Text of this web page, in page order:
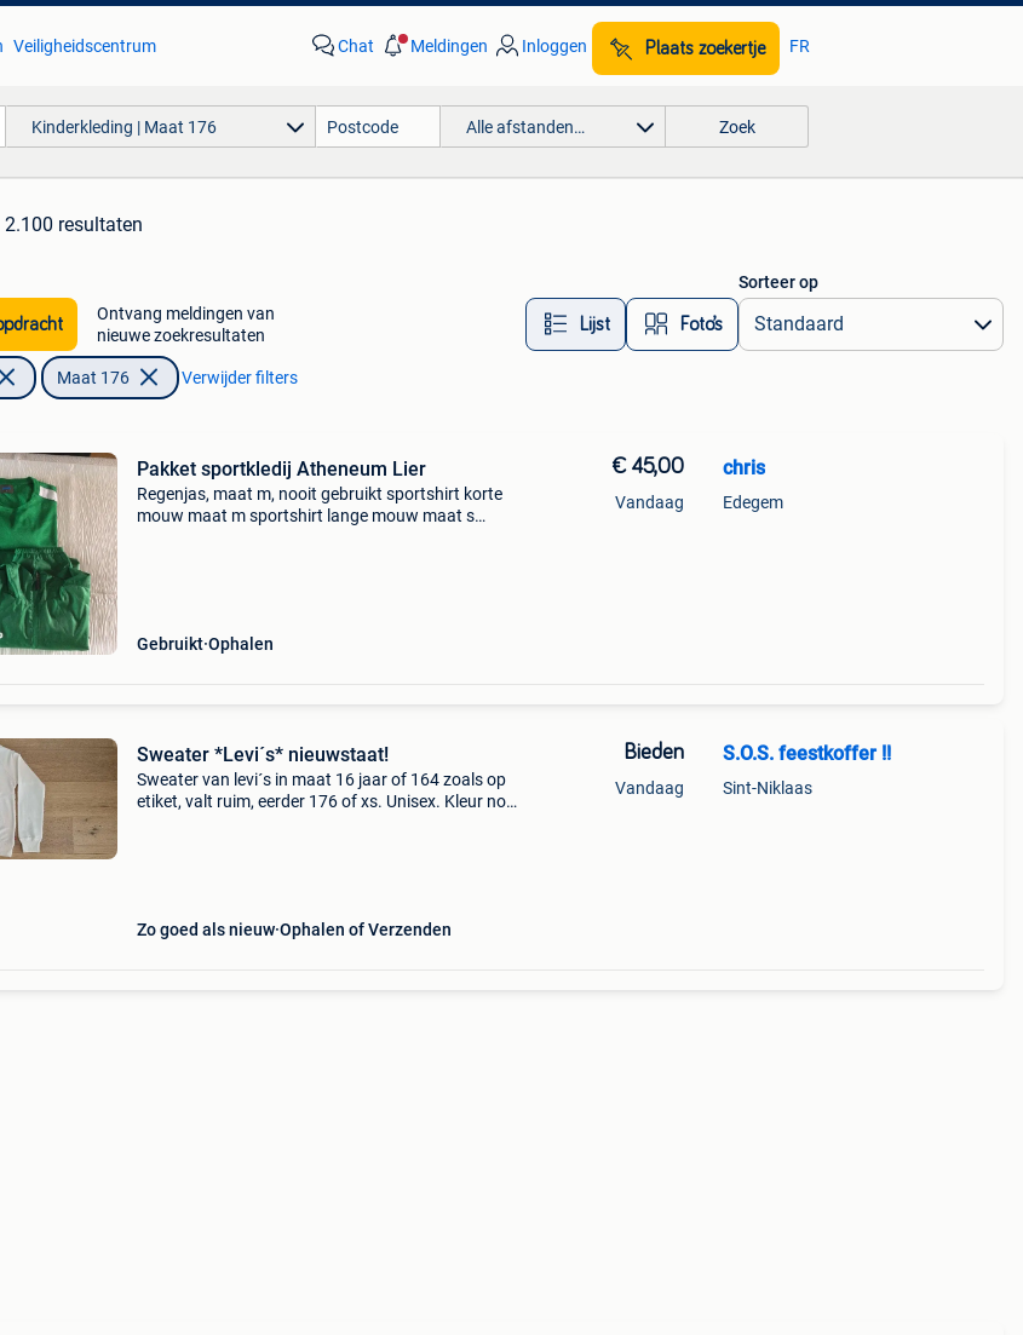
Veiligheidscentrum Chat Meldingen Inloggen Plaats zoekertje FR
Kinderkleding | Maat 176 Alle afstanden… Zoek
2.100 resultaten
Ontvang meldingen van
nieuwe zoekresultaten
Lijst Foto’s
Sorteer op
Maat 176 Verwijder filters
Pakket sportkledij Atheneum Lier
Regenjas, maat m, nooit gebruikt sportshirt korte
mouw maat m sportshirt lange mouw maat s
Gebruikt Ophalen
€ 45,00
Vandaag
chris
Edegem
Sweater *Levi´s* nieuwstaat!
Sweater van levi´s in maat 16 jaar of 164 zoals op
etiket, valt ruim, eerder 176 of xs. Unisex. Kleur nog
Zo goed als nieuw Ophalen of Verzenden
Bieden
Vandaag
S.O.S. feestkoffer !!
Sint-Niklaas